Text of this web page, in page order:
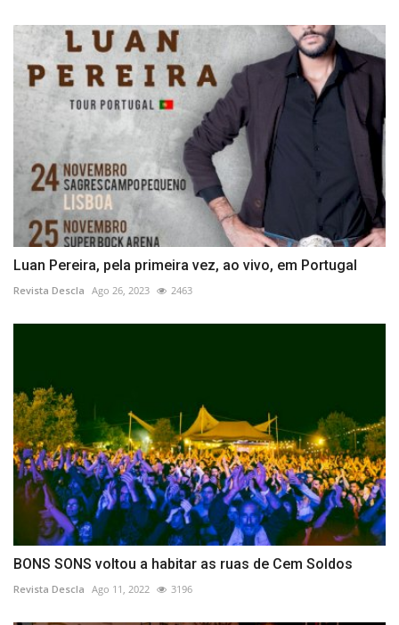
Luan Pereira, pela primeira vez, ao vivo, em Portugal
Revista Descla Ago 26, 2023 2463
BONS SONS voltou a habitar as ruas de Cem Soldos
Revista Descla Ago 11, 2022 3196